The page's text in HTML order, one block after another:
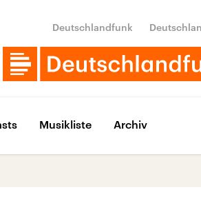
Deutschlandfunk
Musikliste Archiv